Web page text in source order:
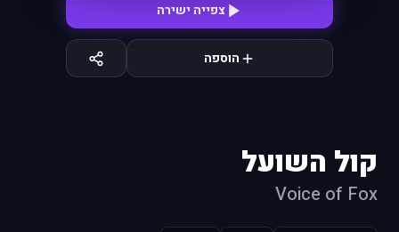
צפייה ישירה
הוספה
קול השועל
Voice of Fox